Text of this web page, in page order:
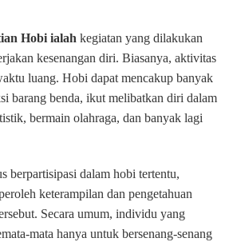
Hobi ialah kegiatan yang dilakukan
kesenangan diri. Biasanya, aktivitas
luang. Hobi dapat mencakup banyak
barang benda, ikut melibatkan diri dalam
bermain olahraga, dan banyak lagi
berpartisipasi dalam hobi tertentu,
keterampilan dan pengetahuan
Secara umum, individu yang
mata hanya untuk bersenang-senang